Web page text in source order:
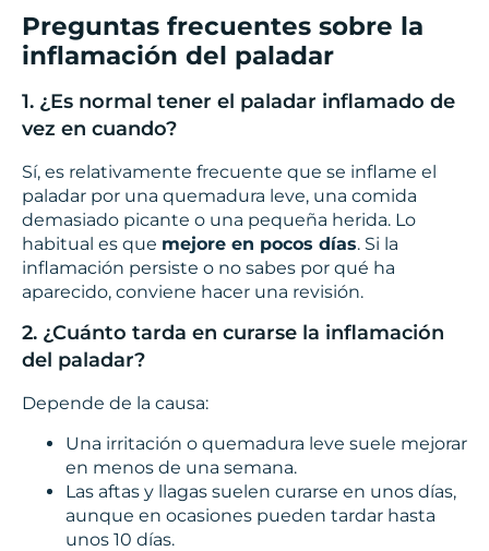
Preguntas frecuentes sobre la
inflamación del paladar
1. ¿Es normal tener el paladar inflamado de
vez en cuando?
Sí, es relativamente frecuente que se inflame el
paladar por una quemadura leve, una comida
demasiado picante o una pequeña herida. Lo
habitual es que mejore en pocos días. Si la
inflamación persiste o no sabes por qué ha
aparecido, conviene hacer una revisión.
2. ¿Cuánto tarda en curarse la inflamación
del paladar?
Depende de la causa:
Una irritación o quemadura leve suele mejorar
en menos de una semana.
Las aftas y llagas suelen curarse en unos días,
aunque en ocasiones pueden tardar hasta
unos 10 días.